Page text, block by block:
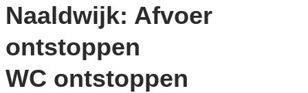
Naaldwijk: Afvoer
ontstoppen
WC ontstoppen